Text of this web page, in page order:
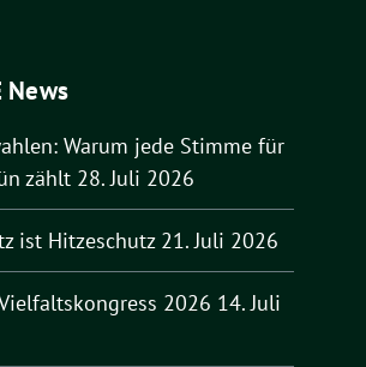
News
Warum jede Stimme für
zählt 28. Juli 2026
ist Hitzeschutz 21. Juli 2026
2026 14. Juli